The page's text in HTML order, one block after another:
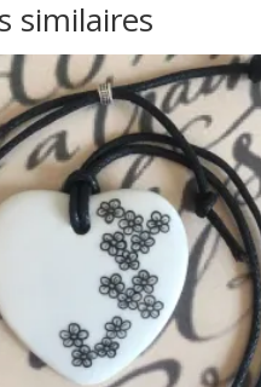
similaires